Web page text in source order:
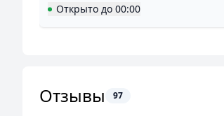
Открыто до 00:00
Отзывы 97